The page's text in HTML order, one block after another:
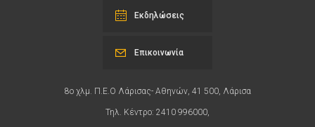
Εκδηλώσεις
8ο χλμ. Π.Ε.Ο Λάρισας- Αθηνών, 41 500, Λάρισα
Τηλ. Κέντρο: 2410 996000,
Επικοινωνία